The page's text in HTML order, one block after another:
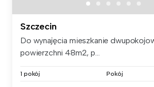
Szczecin
Do wynajęcia mieszkanie
powierzchni 48m2, p...
1 pokój Pokój